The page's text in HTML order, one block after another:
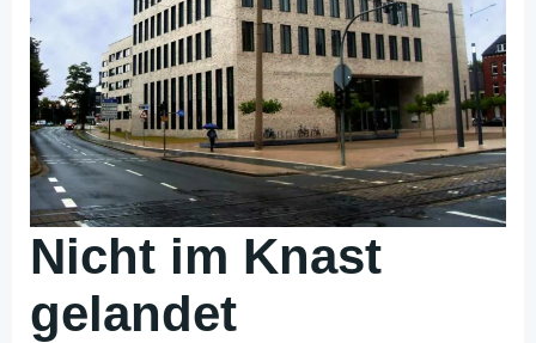
Nicht im Knast
gelandet